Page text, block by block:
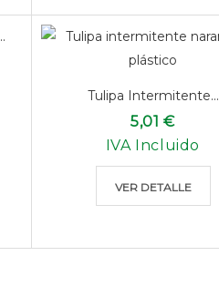
Tulipa Intermitente...
5,01 €
IVA Incluido
VER DETALLE